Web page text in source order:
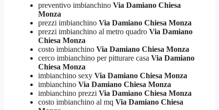
preventivo imbianchino Via Damiano Chiesa
Monza
prezzi imbianchino Via Damiano Chiesa Monza
prezzi imbianchino al metro quadro Via Damiano
Chiesa Monza
costo imbianchino Via Damiano Chiesa Monza
cerco imbianchino per pitturare casa Via Damiano
Chiesa Monza
imbianchino sexy Via Damiano Chiesa Monza
imbianchino Via Damiano Chiesa Monza
imbianchino prezzi Via Damiano Chiesa Monza
costo imbianchino al mq Via Damiano Chiesa